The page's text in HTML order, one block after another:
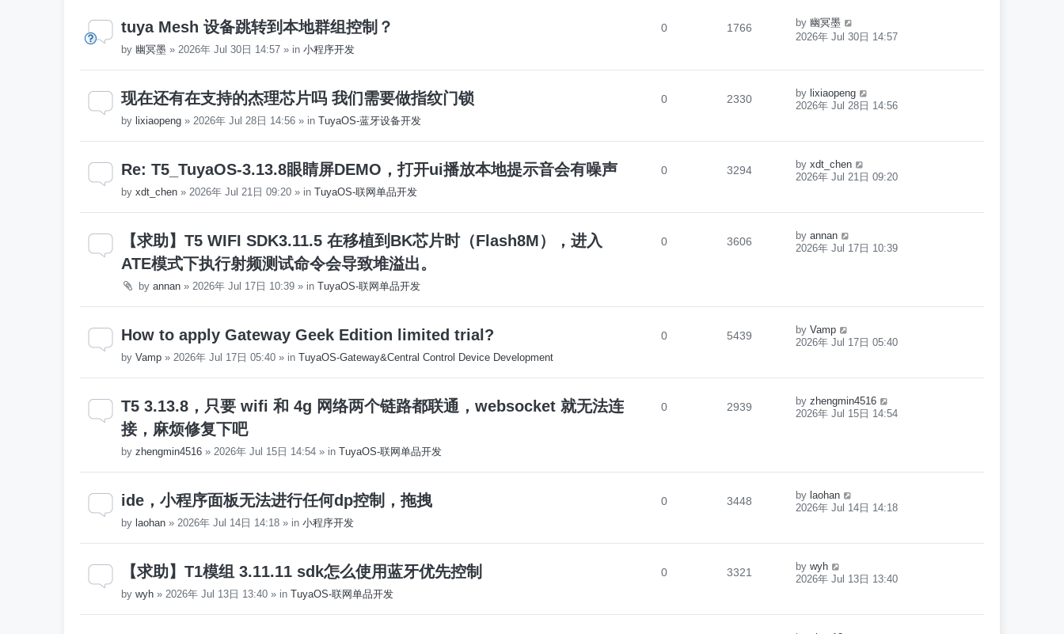
tuya Mesh 设备跳转到本地群组控制？
by 幽冥墨 » 2026年 Jul 30日 14:57 » in 小程序开发
0 1766 by 幽冥墨
2026年 Jul 30日 14:57
现在还有在支持的杰理芯片吗 我们需要做指纹门锁
by lixiaopeng » 2026年 Jul 28日 14:56 » in TuyaOS-蓝牙设备开发
0 2330 by lixiaopeng
2026年 Jul 28日 14:56
Re: T5_TuyaOS-3.13.8眼睛屏DEMO，打开ui播放本地提示音会有噪声
by xdt_chen » 2026年 Jul 21日 09:20 » in TuyaOS-联网单品开发
0 3294 by xdt_chen
2026年 Jul 21日 09:20
【求助】T5 WIFI SDK3.11.5 在移植到BK芯片时（Flash8M），进入
ATE模式下执行射频测试命令会导致堆溢出。
by annan » 2026年 Jul 17日 10:39 » in TuyaOS-联网单品开发
0 3606 by annan
2026年 Jul 17日 10:39
How to apply Gateway Geek Edition limited trial?
by Vamp » 2026年 Jul 17日 05:40 » in TuyaOS-Gateway&Central Control Device Development
0 5439 by Vamp
2026年 Jul 17日 05:40
T5 3.13.8，只要 wifi 和 4g 网络两个链路都联通，websocket 就无法连
接，麻烦修复下吧
by zhengmin4516 » 2026年 Jul 15日 14:54 » in TuyaOS-联网单品开发
0 2939 by zhengmin4516
2026年 Jul 15日 14:54
ide，小程序面板无法进行任何dp控制，拖拽
by laohan » 2026年 Jul 14日 14:18 » in 小程序开发
0 3448 by laohan
2026年 Jul 14日 14:18
【求助】T1模组 3.11.11 sdk怎么使用蓝牙优先控制
by wyh » 2026年 Jul 13日 13:40 » in TuyaOS-联网单品开发
0 3321 by wyh
2026年 Jul 13日 13:40